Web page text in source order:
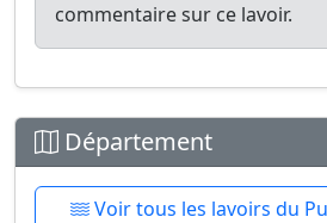
commentaire sur ce lavoir.
Département
Voir tous les lavoirs du